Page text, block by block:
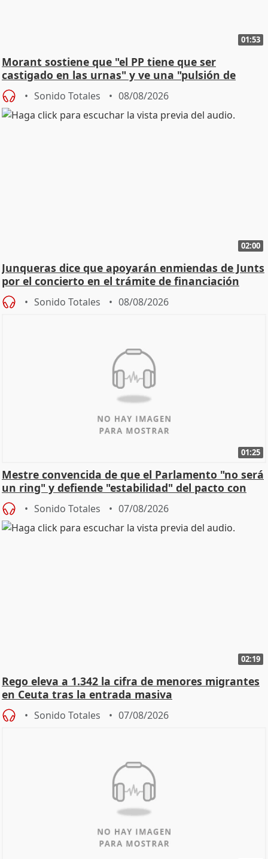
01:53
Morant sostiene que "el PP tiene que ser
castigado en las urnas" y ve una "pulsión de
cambio"
Sonido Totales 08/08/2026
02:00
Junqueras dice que apoyarán enmiendas de Junts
por el concierto en el trámite de financiación
Sonido Totales 08/08/2026
01:25
Mestre convencida de que el Parlamento "no será
un ring" y defiende "estabilidad" del pacto con
Vox
Sonido Totales 07/08/2026
02:19
Rego eleva a 1.342 la cifra de menores migrantes
en Ceuta tras la entrada masiva
Sonido Totales 07/08/2026